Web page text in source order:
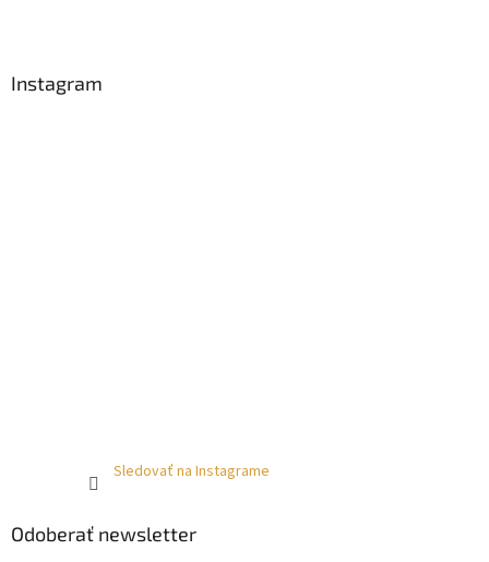
Instagram
Sledovať na Instagrame
Odoberať newsletter